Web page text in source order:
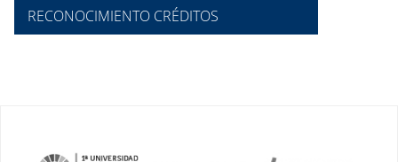
RECONOCIMIENTO CRÉDITOS